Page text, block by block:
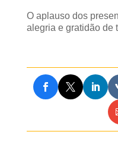
O aplauso dos
alegria e gratidão de